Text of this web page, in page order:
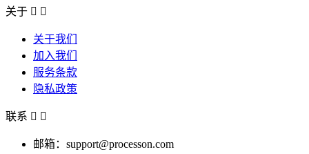
关于  
关于我们
加入我们
服务条款
隐私政策
联系  
邮箱：support@processon.com